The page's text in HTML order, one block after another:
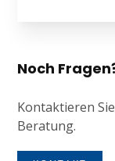
Noch
Kontaktieren
Beratung.